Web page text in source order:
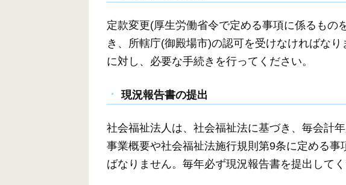
定款変更(厚生労働省令で定める事項に係るもの
き、所轄庁(御殿場市)の認可を受けなければな
に対し、必要な手続きを行ってください。
現況報告書の提出
社会福祉法人は、社会福祉法に基づき、毎会計
事業概要や社会福祉法施行規則第9条に定める
ばなりません。毎年必ず現況報告書を提出してく